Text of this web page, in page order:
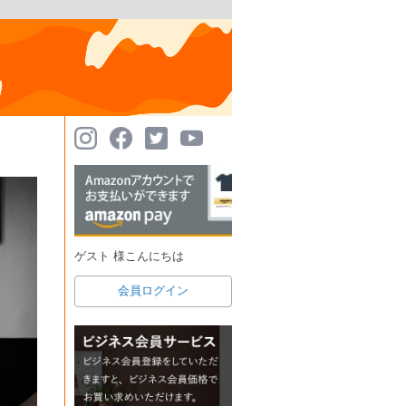
ゲスト 様こんにちは
会員ログイン